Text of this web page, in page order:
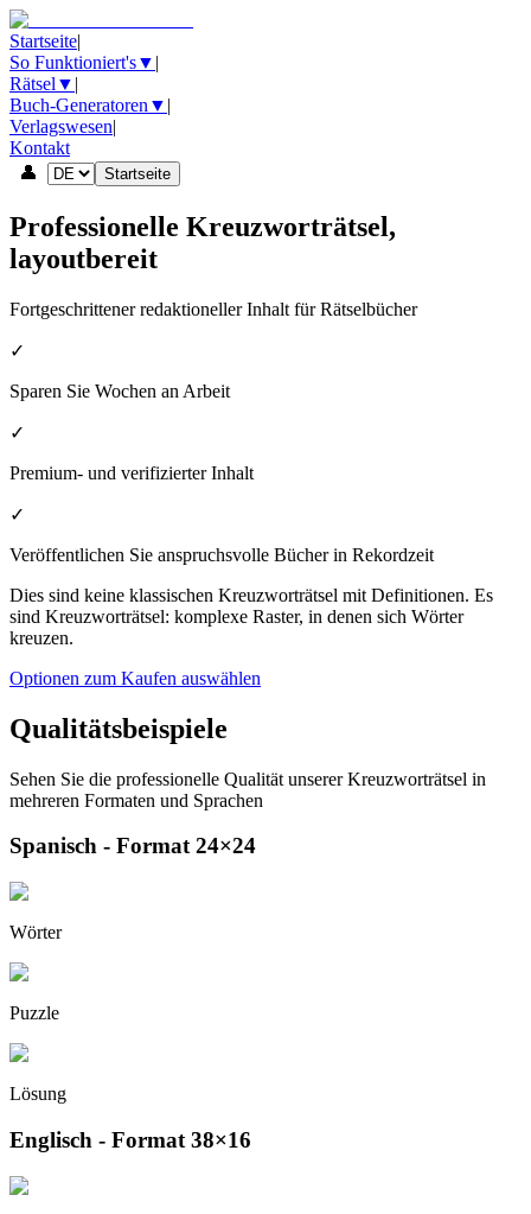
Startseite|
So Funktioniert's▼ |
Rätsel ▼ |
Buch-Generatoren ▼ |
Verlagswesen|
Kontakt
👤
Startseite
Professionelle Kreuzworträtsel,
layoutbereit
Fortgeschrittener redaktioneller Inhalt für Rätselbücher
✓
Sparen Sie Wochen an Arbeit
✓
Premium- und verifizierter Inhalt
✓
Veröffentlichen Sie anspruchsvolle Bücher in Rekordzeit
Dies sind keine klassischen Kreuzworträtsel mit Definitionen. Es
sind Kreuzworträtsel: komplexe Raster, in denen sich Wörter
kreuzen.
Optionen zum Kaufen auswählen
Qualitätsbeispiele
Sehen Sie die professionelle Qualität unserer Kreuzworträtsel in
mehreren Formaten und Sprachen
Spanisch - Format 24×24
Wörter
Puzzle
Lösung
Englisch - Format 38×16